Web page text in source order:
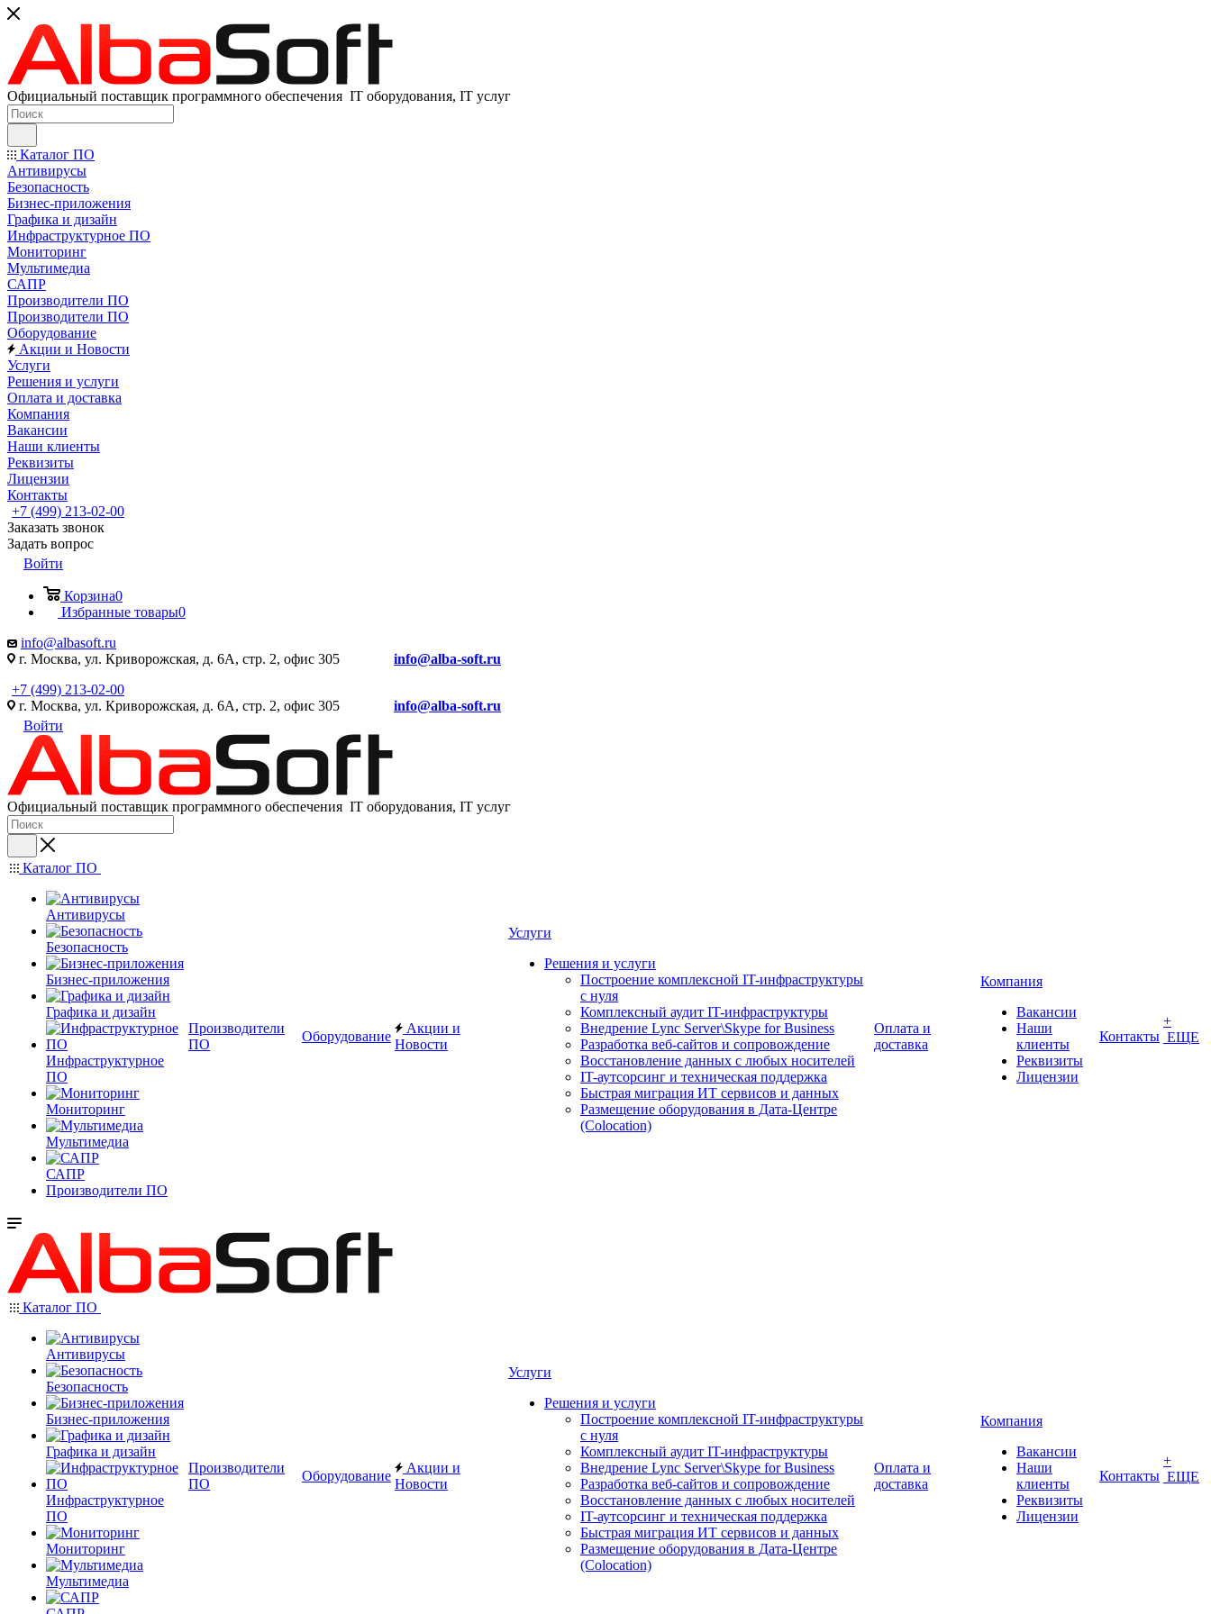
Официальный поставщик программного обеспечения IT оборудования, IT услуг
Каталог ПО
Антивирусы
Безопасность
Бизнес-приложения
Графика и дизайн
Инфраструктурное ПО
Мониторинг
Мультимедиа
САПР
Производители ПО
Производители ПО
Оборудование
Акции и Новости
Услуги
Решения и услуги
Оплата и доставка
Компания
Вакансии
Наши клиенты
Реквизиты
Лицензии
Контакты
+7 (499) 213-02-00
Заказать звонок
Задать вопрос
Войти
Корзина0
Избранные товары0
info@albasoft.ru
г. Москва, ул. Криворожская, д. 6А, стр. 2, офис 305 info@alba-soft.ru
+7 (499) 213-02-00
г. Москва, ул. Криворожская, д. 6А, стр. 2, офис 305 info@alba-soft.ru
Войти
Официальный поставщик программного обеспечения IT оборудования, IT услуг
Каталог ПО
Антивирусы
Безопасность
Бизнес-приложения
Графика и дизайн
Инфраструктурное
ПО
Мониторинг
Мультимедиа
САПР
Производители ПО
Производители
ПО
Оборудование
Акции и
Новости
Услуги
Решения и услуги
Построение комплексной IT-инфраструктуры
с нуля
Комплексный аудит IT-инфраструктуры
Внедрение Lync Server\Skype for Business
Разработка веб-сайтов и сопровождение
Восстановление данных с любых носителей
IT-аутсорсинг и техническая поддержка
Быстрая миграция ИТ сервисов и данных
Размещение оборудования в Дата-Центре
(Colocation)
Оплата и
доставка
Компания
Вакансии
Наши
клиенты
Реквизиты
Лицензии
Контакты
+
ЕЩЕ
Каталог ПО
Антивирусы
Безопасность
Бизнес-приложения
Графика и дизайн
Инфраструктурное
ПО
Мониторинг
Мультимедиа
Производители
ПО
Оборудование
Акции и
Новости
Услуги
Решения и услуги
Построение комплексной IT-инфраструктуры
с нуля
Комплексный аудит IT-инфраструктуры
Внедрение Lync Server\Skype for Business
Разработка веб-сайтов и сопровождение
Восстановление данных с любых носителей
IT-аутсорсинг и техническая поддержка
Быстрая миграция ИТ сервисов и данных
Размещение оборудования в Дата-Центре
(Colocation)
Оплата и
доставка
Компания
Вакансии
Наши
клиенты
Реквизиты
Лицензии
Контакты
+
ЕЩЕ